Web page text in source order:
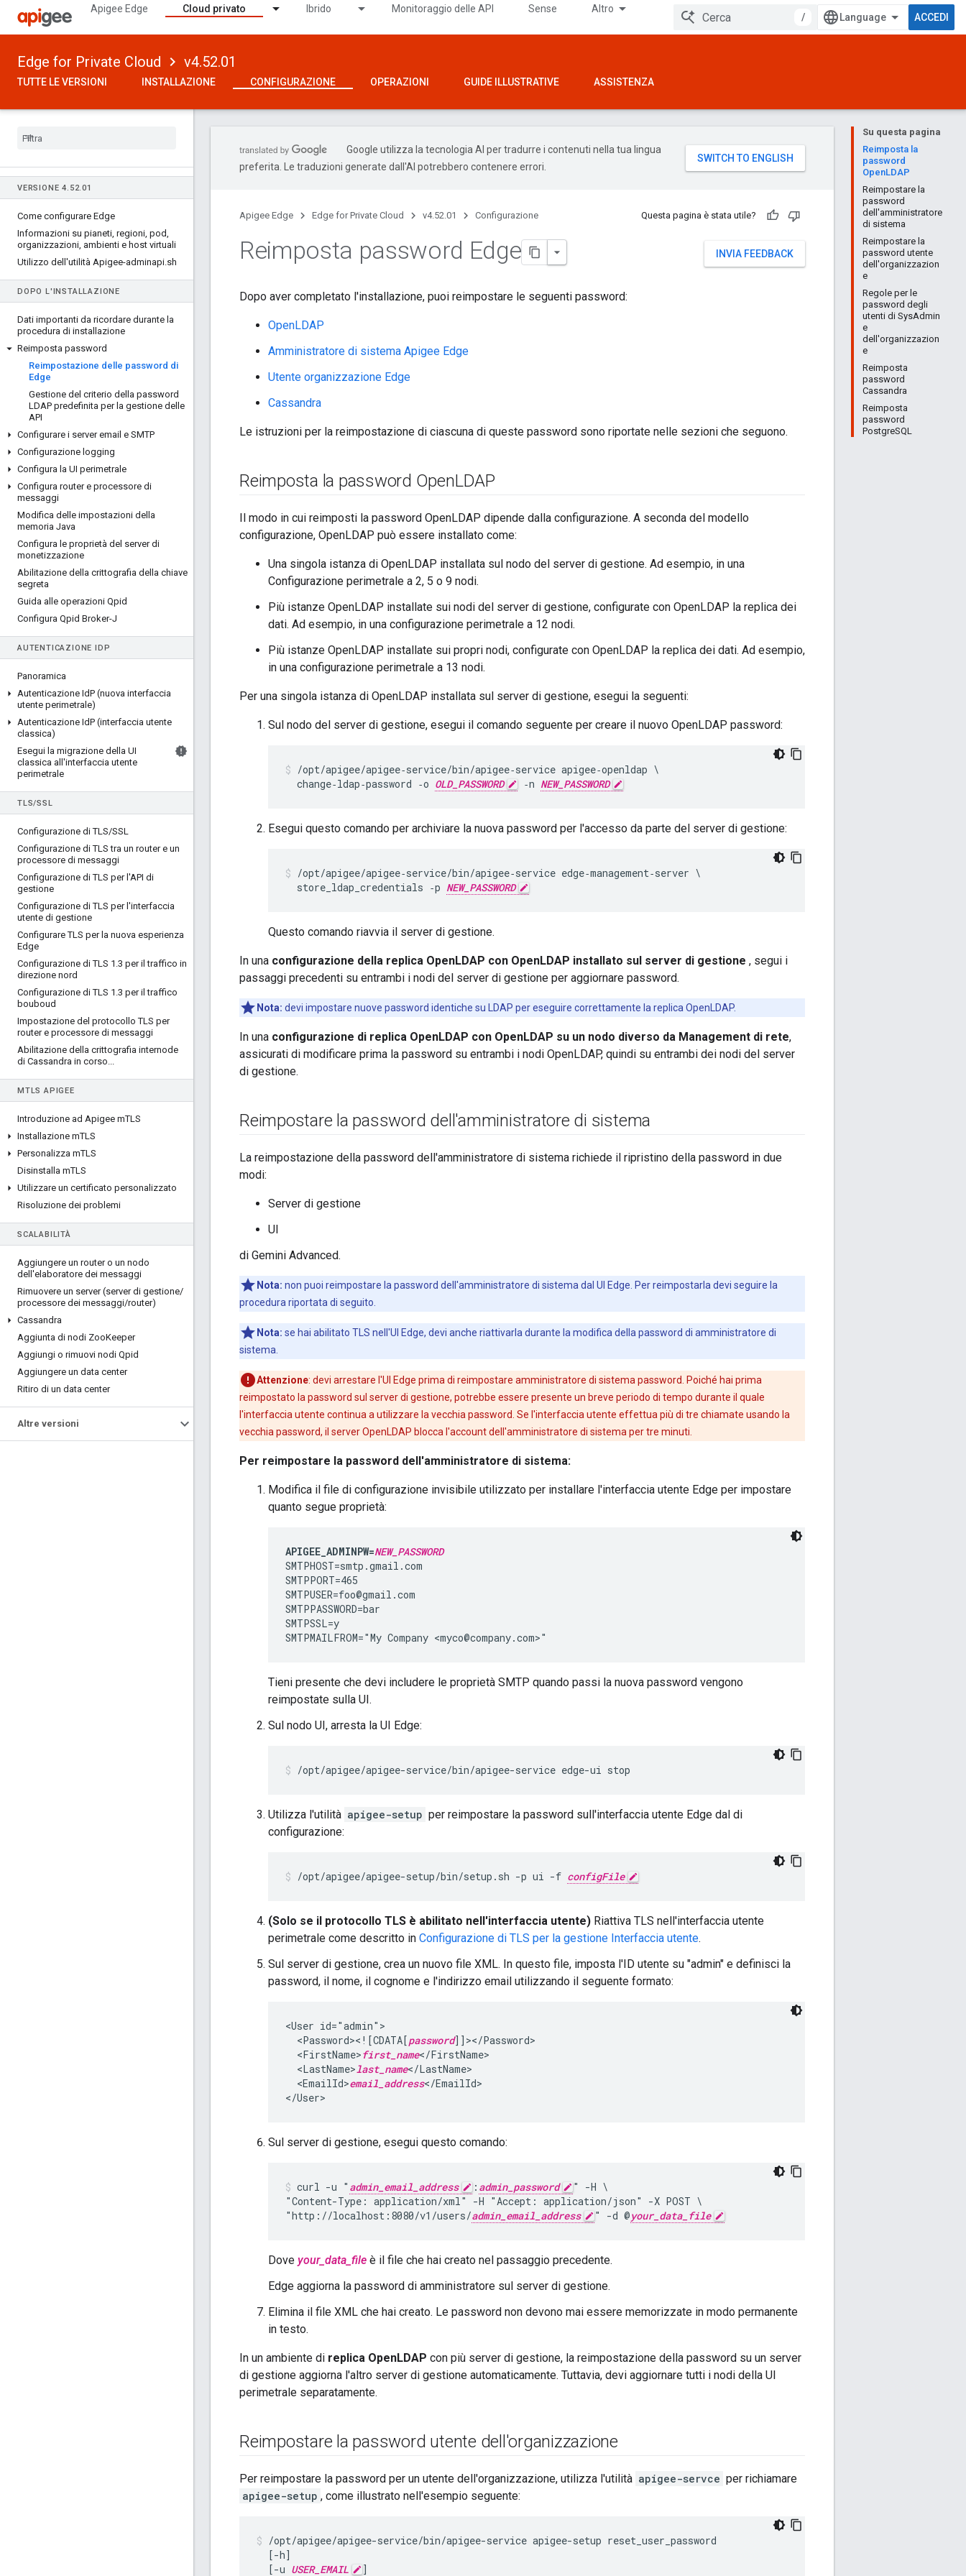
Apigee Edge Cloud privato Ibrido Monitoraggio delle API Sense Altro
/ ACCEDI
Edge for Private Cloud v4.52.01
TUTTE LE VERSIONI INSTALLAZIONE CONFIGURAZIONE OPERAZIONI GUIDE ILLUSTRATIVE ASSISTENZA
VERSIONE 4. 52.01
Come configurare Edge
Informazioni su pianeti, regioni, pod,
organizzazioni, ambienti e host virtuali
Utilizzo dell'utilità Apigee-adminapi.sh
DOPO L'INSTALLAZIONE
Dati importanti da ricordare durante la
procedura di installazione
Reimposta password
Reimpostazione delle password di
Edge
Gestione del criterio della password
LDAP predefinita per la gestione delle
API
Configurare i server email e SMTP
Configurazione logging
Configura la UI perimetrale
Configura router e processore di
messaggi
Modifica delle impostazioni della
memoria Java
Configura le proprietà del server di
monetizzazione
Abilitazione della crittografia della chiave
segreta
Guida alle operazioni Qpid
Configura Qpid Broker-J
AUTENTICAZIONE IDP
Panoramica
Autenticazione IdP (nuova interfaccia
utente perimetrale)
Autenticazione IdP (interfaccia utente
classica)
Esegui la migrazione della UI
classica all'interfaccia utente
perimetrale
TLS/SSL
Configurazione di TLS/SSL
Configurazione di TLS tra un router e un
processore di messaggi
Configurazione di TLS per l'API di
gestione
Configurazione di TLS per l'interfaccia
utente di gestione
Configurare TLS per la nuova esperienza
Edge
Configurazione di TLS 1 .3 per il traffico in
direzione nord
Configurazione di TLS 1 .3 per il traffico
bouboud
Impostazione del protocollo TLS per
router e processore di messaggi
Abilitazione della crittografia internode
di Cassandra in corso...
MTLS APIGEE
Introduzione ad Apigee mTLS
Installazione mTLS
Personalizza mTLS
Disinstalla mTLS
Utilizzare un certificato personalizzato
Risoluzione dei problemi
SCALABILITÀ
Aggiungere un router o un nodo
dell'elaboratore dei messaggi
Rimuovere un server (server di gestione/
processore dei messaggi/router)
Cassandra
Aggiunta di nodi ZooKeeper
Aggiungi o rimuovi nodi Qpid
Aggiungere un data center
Ritiro di un data center
Altre versioni
Su questa pagina
Reimposta la
password
OpenLDAP
Reimpostare la
password
dell'amministratore
di sistema
Reimpostare la
password utente
dell'organizzazion
e
Regole per le
password degli
utenti di SysAdmin
e
dell'organizzazion
e
Reimposta
password
Cassandra
Reimposta
password
PostgreSQL
Google utilizza la tecnologia AI per tradurre i contenuti nella tua lingua
preferita. Le traduzioni generate dall'AI potrebbero contenere errori.
Apigee Edge Edge for Private Cloud v4.52.01 Configurazione Questa pagina è stata utile?
INVIA FEEDBACK
Reimposta password Edge
Dopo aver completato l'installazione, puoi reimpostare le seguenti password:
OpenLDAP
Amministratore di sistema Apigee Edge
Utente organizzazione Edge
Cassandra
Le istruzioni per la reimpostazione di ciascuna di queste password sono riportate nelle sezioni che seguono.
Reimposta la password OpenLDAP
Il modo in cui reimposti la password OpenLDAP dipende dalla configurazione. A seconda del modello
configurazione, OpenLDAP può essere installato come:
Una singola istanza di OpenLDAP installata sul nodo del server di gestione. Ad esempio, in una
Configurazione perimetrale a 2, 5 o 9 nodi.
Più istanze OpenLDAP installate sui nodi del server di gestione, configurate con OpenLDAP la replica dei
dati. Ad esempio, in una configurazione perimetrale a 12 nodi.
Più istanze OpenLDAP installate sui propri nodi, configurate con OpenLDAP la replica dei dati. Ad esempio,
in una configurazione perimetrale a 13 nodi.
Per una singola istanza di OpenLDAP installata sul server di gestione, esegui la seguenti:
Sul nodo del server di gestione, esegui il comando seguente per creare il nuovo OpenLDAP password:
/opt/apigee/apigee‑service/bin/apigee‑service apigee‑openldap \
  change‑ldap‑password ‑o
OLD_PASSWORD ‑n NEW_PASSWORD
Esegui questo comando per archiviare la nuova password per l'accesso da parte del server di gestione:
/opt/apigee/apigee‑service/bin/apigee‑service edge‑management‑server \
  store_ldap_credentials ‑p
NEW_PASSWORD
Questo comando riavvia il server di gestione.
In una configurazione della replica OpenLDAP con OpenLDAP installato sul server di gestione , segui i
passaggi precedenti su entrambi i nodi del server di gestione per aggiornare password.
Nota: devi impostare nuove password identiche su LDAP per eseguire correttamente la replica OpenLDAP.
In una configurazione di replica OpenLDAP con OpenLDAP su un nodo diverso da Management di rete,
assicurati di modificare prima la password su entrambi i nodi OpenLDAP, quindi su entrambi dei nodi del server
di gestione.
Reimpostare la password dell'amministratore di sistema
La reimpostazione della password dell'amministratore di sistema richiede il ripristino della password in due
modi:
Server di gestione
UI
di Gemini Advanced.
Nota: non puoi reimpostare la password dell'amministratore di sistema dal UI Edge. Per reimpostarla devi seguire la
procedura riportata di seguito.
Nota: se hai abilitato TLS nell'UI Edge, devi anche riattivarla durante la modifica della password di amministratore di
sistema.
Attenzione: devi arrestare l'UI Edge prima di reimpostare amministratore di sistema password. Poiché hai prima
reimpostato la password sul server di gestione, potrebbe essere presente un breve periodo di tempo durante il quale
l'interfaccia utente continua a utilizzare la vecchia password. Se l'interfaccia utente effettua più di tre chiamate usando la
vecchia password, il server OpenLDAP blocca l'account dell'amministratore di sistema per tre minuti.
Per reimpostare la password dell'amministratore di sistema:
Modifica il file di configurazione invisibile utilizzato per installare l'interfaccia utente Edge per impostare
quanto segue proprietà:
APIGEE_ADMINPW=NEW_PASSWORD
SMTPHOST=smtp.gmail.com
SMTPPORT=465
SMTPUSER=foo@gmail.com
SMTPPASSWORD=bar
SMTPSSL=y
SMTPMAILFROM="My Company <myco@company.com>"
Tieni presente che devi includere le proprietà SMTP quando passi la nuova password vengono
reimpostate sulla UI.
Sul nodo UI, arresta la UI Edge:
/opt/apigee/apigee-service/bin/apigee-service edge-ui stop
Utilizza l'utilità apigee-setup per reimpostare la password sull'interfaccia utente Edge dal di
configurazione:
/opt/apigee/apigee-setup/bin/setup.sh -p ui -f configFile
(Solo se il protocollo TLS è abilitato nell'interfaccia utente) Riattiva TLS nell'interfaccia utente
perimetrale come descritto in Configurazione di TLS per la gestione Interfaccia utente.
Sul server di gestione, crea un nuovo file XML. In questo file, imposta l'ID utente su "admin" e definisci la
password, il nome, il cognome e l'indirizzo email utilizzando il seguente formato:
<User id="admin">
  <Password><![CDATA[
password]]></Password>
  <FirstName>
first_name</FirstName>
  <LastName>
last_name</LastName>
  <EmailId>
email_address</EmailId>
</User>
Sul server di gestione, esegui questo comando:
curl -u " admin_email_address : admin_password
" -H \
"Content-Type: application/xml" -H "Accept: application/json" -X POST \
"http://localhost:8080/v1/users/admin_email_address " -d @your_data_file
Dove your_data_file è il file che hai creato nel passaggio precedente.
Edge aggiorna la password di amministratore sul server di gestione.
Elimina il file XML che hai creato. Le password non devono mai essere memorizzate in modo permanente
in testo.
In un ambiente di replica OpenLDAP con più server di gestione, la reimpostazione della password su un server
di gestione aggiorna l'altro server di gestione automaticamente. Tuttavia, devi aggiornare tutti i nodi della UI
perimetrale separatamente.
Reimpostare la password utente dell'organizzazione
Per reimpostare la password per un utente dell'organizzazione, utilizza l'utilità apigee-servce per richiamare
apigee-setup , come illustrato nell'esempio seguente:
/opt/apigee/apigee-service/bin/apigee-service apigee-setup reset_user_password
  [-h]
  [-u
USER_EMAIL ]